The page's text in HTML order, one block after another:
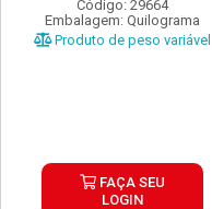
Código: 29664
Embalagem: Quilograma
Produto de peso variável
FAÇA SEU
LOGIN